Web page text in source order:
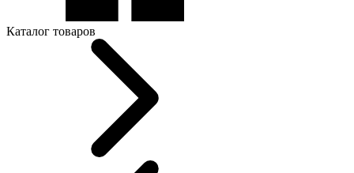
Каталог товаров